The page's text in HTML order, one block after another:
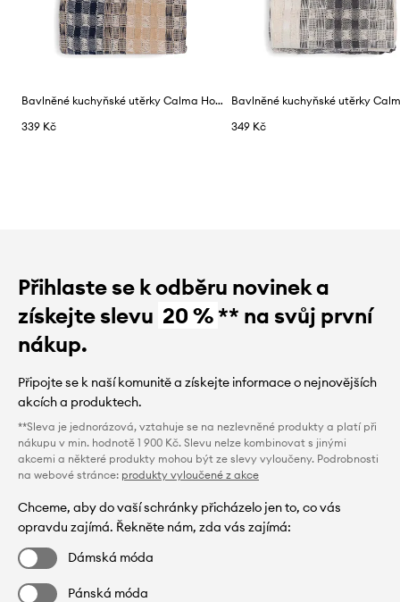
Bavlněné kuchyňské utěrky Calma House Azo 2-pack
339 Kč
349 Kč
Přihlaste se k odběru novinek a
získejte slevu 20 %** na svůj první
nákup.
Připojte se k naší komunitě a získejte informace o nejnovějších
akcích a produktech.
**Sleva je jednorázová, vztahuje se na nezlevněné produkty a platí při
nákupu v min. hodnotě 1 900 Kč. Slevu nelze kombinovat s jinými
akcemi a některé produkty mohou být ze slevy vyloučeny. Podrobnosti
na webové stránce: produkty vyloučené z akce
Chceme, aby do vaší schránky přicházelo jen to, co vás
opravdu zajímá. Řekněte nám, zda vás zajímá:
Dámská móda
Pánská móda